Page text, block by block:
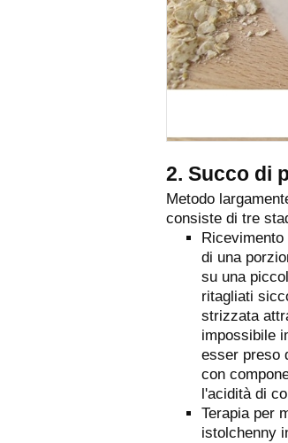
2. Succo di
Metodo
consiste di tre
di una
su una
ritagliati
strizzata
impossibile
esser preso
con
l'acidità di
Terapia per
istolchenny